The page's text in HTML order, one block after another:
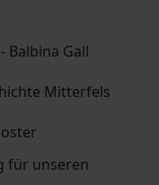
Balbina Gall
Mitterfels
für unseren